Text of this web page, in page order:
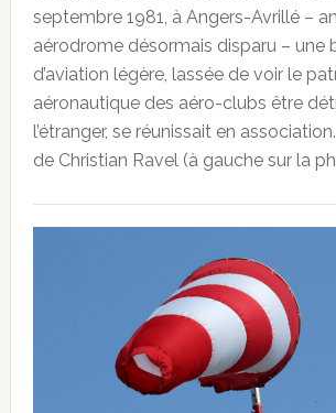
septembre 1981, à Angers-Avrillé –
aérodrome désormais disparu – une
d’aviation légère, lassée de voir le
aéronautique des aéro-clubs être
l’étranger, se réunissait en
de Christian Ravel (à gauche sur la